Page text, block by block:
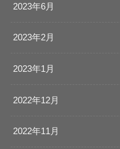
2023年6月
2023年2月
2023年1月
2022年12月
2022年11月